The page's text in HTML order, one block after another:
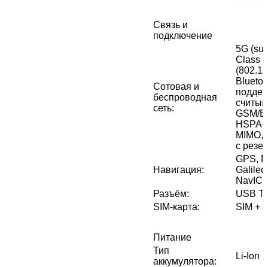
Связь и
подключение
Сотовая и
беспроводная
сеть:
5G
Class
GSM/
MIMO,
с
Навигация:
GPS,
NavIC
Разъём:
USB
SIM-карта: SIM +
Питание
Тип
аккумулятора:
Li-Ion